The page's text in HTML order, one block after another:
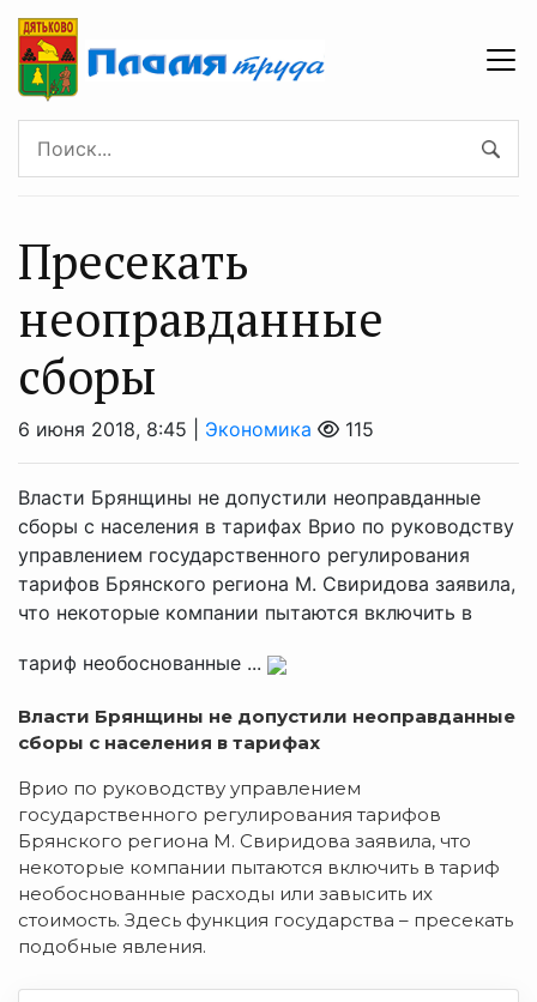
Пресекать
неоправданные
сборы
6 июня 2018, 8:45 | Экономика 115
Власти Брянщины не допустили неоправданные
сборы с населения в тарифах Врио по руководству
управлением государственного регулирования
тарифов Брянского региона М. Свиридова заявила,
что некоторые компании пытаются включить в
тариф необоснованные ...
Власти Брянщины не допустили неоправданные
сборы с населения в тарифах
Врио по руководству управлением
государственного регулирования тарифов
Брянского региона М. Свиридова заявила, что
некоторые компании пытаются включить в тариф
необоснованные расходы или завысить их
стоимость. Здесь функция государства – пресекать
подобные явления.